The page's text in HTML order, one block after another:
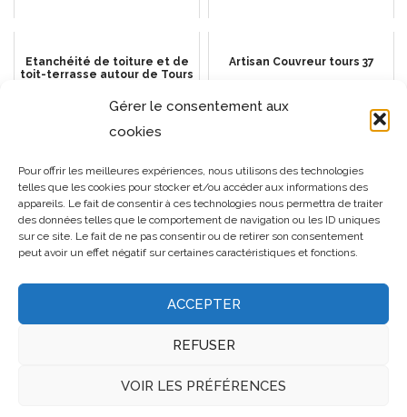
Gérer le consentement aux
cookies
Pour offrir les meilleures expériences, nous utilisons des technologies
telles que les cookies pour stocker et/ou accéder aux informations des
appareils. Le fait de consentir à ces technologies nous permettra de traiter
des données telles que le comportement de navigation ou les ID uniques
sur ce site. Le fait de ne pas consentir ou de retirer son consentement
peut avoir un effet négatif sur certaines caractéristiques et fonctions.
ACCEPTER
REFUSER
VOIR LES PRÉFÉRENCES
Etanchéité de toiture et de
toit-terrasse autour de Tours
Artisan Couvreur tours 37
Couvreur Saint-Cyr-sur-Loire
RÉCUPÉRATION DES EAUX
PLUVIALES